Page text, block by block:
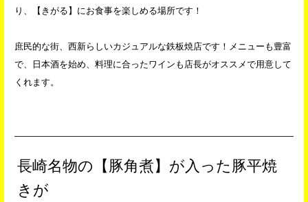
り、【きがる】にお食事を楽しめる場所です！
庶民的な街、西新らしいカジュアルな鉄板焼店です！メニューも豊富
で、日本酒を始め、料理に合ったワインも店長がオススメで用意して
くれます。
長崎名物の【豚角煮】が入った豚平焼
きが